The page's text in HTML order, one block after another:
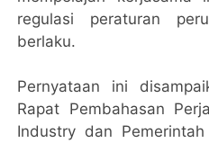
regulasi peraturan
berlaku.
Pernyataan ini
Rapat Pembahasan
Industry dan